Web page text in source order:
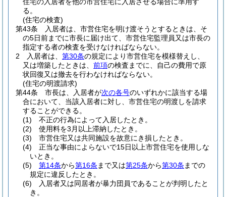
る。
(住宅の検査)
第43条
入居者は、市営住宅を明け渡そうとするときは、そ
の5日前までに市長に届け出て、市営住宅監理員又は市長の
指定する者の検査を受けなければならない。
2
入居者は、 第30条の規定により市営住宅を模様替えし、
又は増築したときは、 前項の検査までに、自己の費用で原
状回復又は撤去を行わなければならない。
(住宅の明渡請求)
第44条
市長は、入居者が次の各号のいずれかに該当する場
合において、当該入居者に対し、市営住宅の明渡しを請求
することができる。
(1)
不正の行為によって入居したとき。
(2)
使用料を3月以上滞納したとき。
(3)
市営住宅又は共同施設を故意にき損したとき。
(4)
正当な事由によらないで15日以上市営住宅を使用しな
いとき。
(5)
第14条から第16条 まで又は第25条から第30条 までの
規定に違反したとき。
(6)
入居者又は同居者が暴力団員であることが判明したと
き。